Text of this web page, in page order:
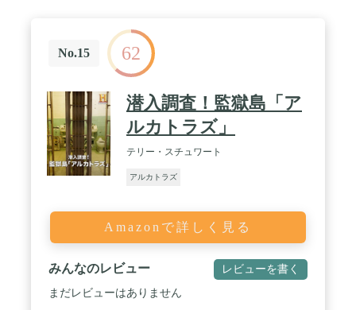
No.15 62
潜入調査！監獄島「ア
ルカトラズ」
テリー・スチュワート
アルカトラズ
Amazonで詳しく見る
みんなのレビュー レビューを書く
まだレビューはありません